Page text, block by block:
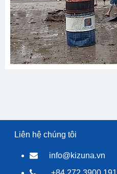
Liên hệ chúng tôi
info@kizuna.vn